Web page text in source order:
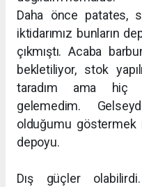
Daha önce patates,
iktidarımız bunların
çıkmıştı. Acaba
bekletiliyor, stok
taradım ama hiç
gelemedim.
olduğumu göstermek
depoyu.
Dış güçler